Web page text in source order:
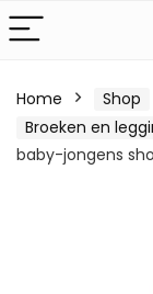
Home Shop
Broeken en
baby-jongens